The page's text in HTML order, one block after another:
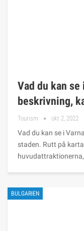
Vad du kan
beskrivning,
Tourism okt 2, 2022
Vad du kan se i
staden. Rutt på
BULGARIEN